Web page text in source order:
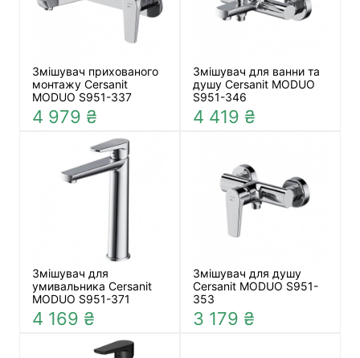
Змішувач прихованого
монтажу Cersanit
MODUO S951-337
4 979 ₴
Змішувач для ванни та
душу Cersanit MODUO
S951-346
4 419 ₴
Змішувач для
умивальника Cersanit
MODUO S951-371
4 169 ₴
Змішувач для душу
Cersanit MODUO S951-
353
3 179 ₴